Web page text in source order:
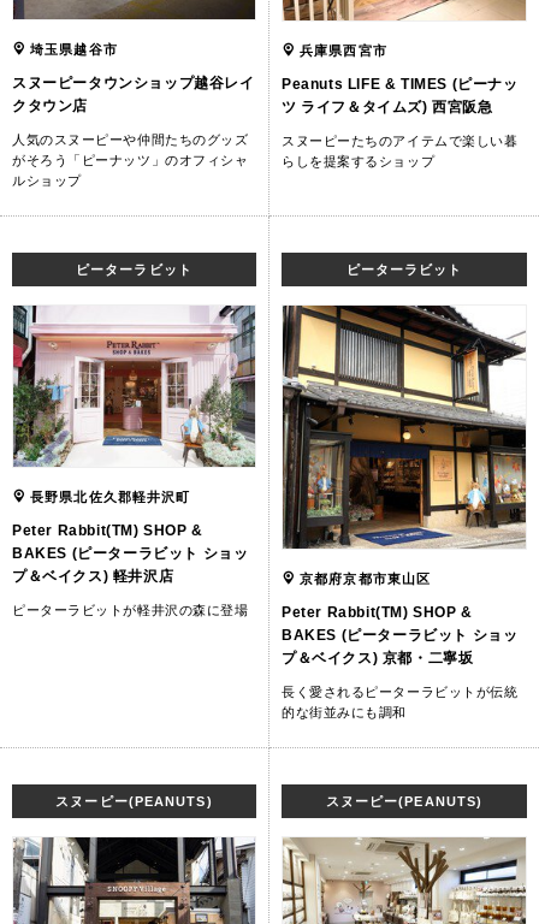
埼玉県越谷市
スヌーピータウンショップ越谷レイ
クタウン店
人気のスヌーピーや仲間たちのグッズ
がそろう「ピーナッツ」のオフィシャ
ルショップ
兵庫県西宮市
Peanuts LIFE & TIMES (ピーナッ
ツ ライフ＆タイムズ) 西宮阪急
スヌーピーたちのアイテムで楽しい暮
らしを提案するショップ
ピーターラビット
長野県北佐久郡軽井沢町
Peter Rabbit(TM) SHOP &
BAKES (ピーターラビット ショッ
プ＆ベイクス) 軽井沢店
ピーターラビットが軽井沢の森に登場
ピーターラビット
京都府京都市東山区
Peter Rabbit(TM) SHOP &
BAKES (ピーターラビット ショッ
プ＆ベイクス) 京都・二寧坂
長く愛されるピーターラビットが伝統
的な街並みにも調和
スヌーピー(PEANUTS) スヌーピー(PEANUTS)